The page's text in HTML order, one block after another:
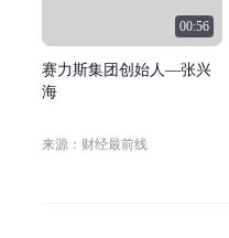
00:56
赛力斯集团创 始 人 —张兴
海
来源：财经最前线